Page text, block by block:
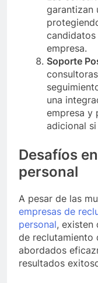
garantizan
empresa.
Soporte
una
empresa y
adicional
Desafíos
personal
A pesar de las
empresas de
personal, existen
de reclutamiento
abordados
resultados